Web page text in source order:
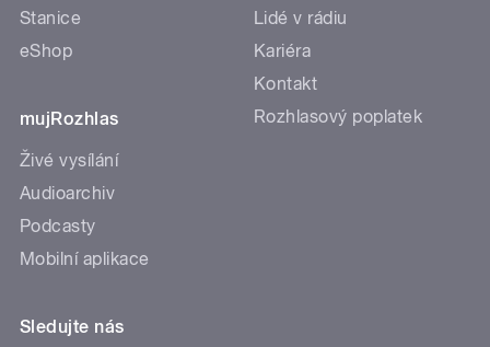
Stanice
eShop
mujRozhlas
Živé vysílání
Audioarchiv
Podcasty
Mobilní aplikace
Lidé v rádiu
Kariéra
Kontakt
Rozhlasový poplatek
Sledujte nás